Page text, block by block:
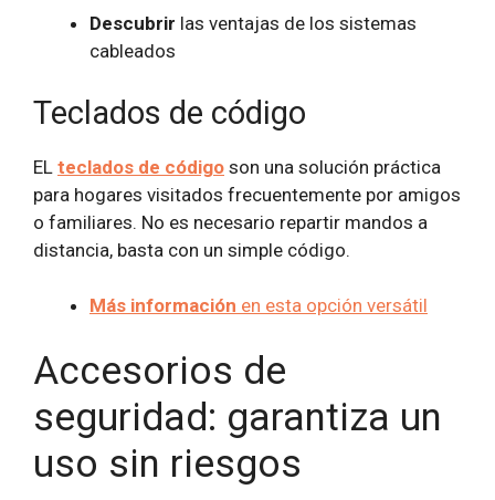
Descubrir las ventajas de los sistemas
cableados
Teclados de código
EL teclados de código son una solución práctica
para hogares visitados frecuentemente por amigos
o familiares. No es necesario repartir mandos a
distancia, basta con un simple código.
Más información en esta opción versátil
Accesorios de
seguridad: garantiza un
uso sin riesgos